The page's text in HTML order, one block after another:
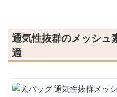
通気性抜群のメッシュ
適